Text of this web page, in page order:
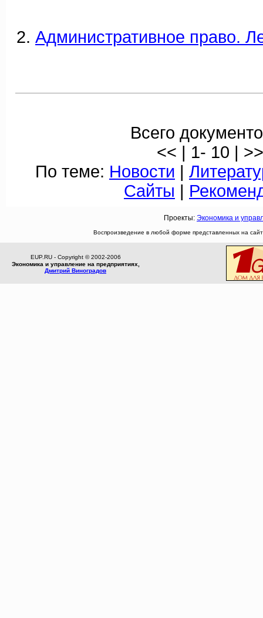
Административное право.
Всего
<< | 1- 10 | >>
По теме: Новости |
Сайты |
Проекты: Экономика и
Воспроизведение в любой форме представленных на
EUP.RU - Copyright © 2002-2006
Экономика и управление на предприятиях,
Дмитрий Виноградов